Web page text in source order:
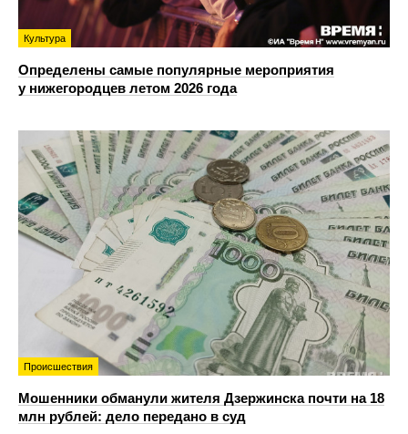
Культура
Определены самые популярные мероприятия
у нижегородцев летом 2026 года
Происшествия
Мошенники обманули жителя Дзержинска почти на 18
млн рублей: дело передано в суд